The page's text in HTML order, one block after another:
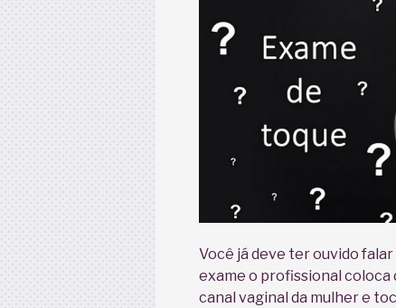
Você já deve ter ouvido
exame o profissional coloca
canal vaginal da mulher e